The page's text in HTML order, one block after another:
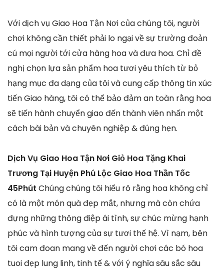
Với dịch vụ Giao Hoa Tận Nơi của chúng tôi, người
chơi không cần thiết phải lo ngại về sự trường đoản
cú mọi người tới cửa hàng hoa và đưa hoa. Chỉ đề
nghị chọn lựa sản phẩm hoa tươi yêu thích từ bỏ
hạng mục đa dạng của tôi và cung cấp thông tin xúc
tiến Giao hàng, tôi có thể bảo đảm an toàn rằng hoa
sẽ tiến hành chuyển giao đến thành viên nhấn một
cách bài bản và chuyên nghiệp & đúng hẹn.
Dịch Vụ Giao Hoa Tận Nơi Giỏ Hoa Tặng Khai
Trương Tại Huyện Phú Lộc Giao Hoa Thần Tốc
45Phút Chúng chúng tôi hiểu rõ rằng hoa không chỉ
có là một món quà đẹp mắt, nhưng mà còn chứa
đựng những thông điệp ái tình, sự chúc mừng hạnh
phúc và hình tượng của sự tươi thế hệ. Vì nạm, bên
tôi cam đoan mang về đến người chơi các bó hoa
tuoi đẹp lung linh, tinh tế & với ý nghĩa sâu sắc sâu